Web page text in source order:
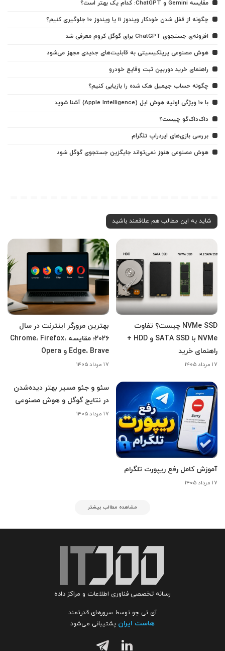
مقایسه Gemini و ChatGPT: کدام یک بهتر است؟
چگونه از قفل شدن خودکار ویندوز 11 یا ویندوز 10 جلوگیری کنیم؟
افزونه‌ی جستجوی ChatGPT برای گوگل کروم معرفی شد
هوش مصنوعی پرپلکیسیتی به قابلیت‌های جدیدی مجهز می‌شود
راهنمای خرید دوربین ثبت وقایع خودرو
چگونه حساب جیمیل هک شده را بازیابی کنیم؟
با ۱۰ ویژگی اولیه هوش اپل (Apple Intelligence) آشنا شوید
داک‌داک‌گو چیست؟
بررسی بازی‌های ایردراپ تلگرام
هوش مصنوعی هنوز نمی‌تواند جایگزین جستجوی گوگل شود
شاید به این مطالب هم علاقمند باشید
NVMe SSD چیست؟ تفاوت
NVMe با SATA SSD و HDD +
راهنمای خرید
۱۷ مرداد ۱۴۰۵
بهترین مرورگر اینترنت در سال
۲۰۲۶؛ مقایسه Chrome، Firefox،
Edge، Brave و Opera
۱۷ مرداد ۱۴۰۵
آموزش کامل رفع ریپورت تلگرام
۱۷ مرداد ۱۴۰۵
سئو و جئو مسیر بهتر دیده‌شدن
در نتایج گوگل و هوش مصنوعی
۱۷ مرداد ۱۴۰۵
مشاهده مطالب بیشتر
رسانه تخصصی فناوری اطلاعات و مراکز داده
آی تی جو توسط سرورهای قدرتمند
هاست ایران پشتیبانی می‌شود